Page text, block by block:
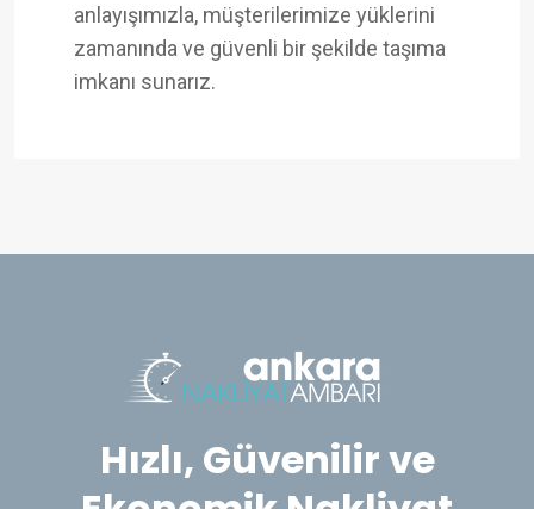
anlayışımızla, müşterilerimize yüklerini
zamanında ve güvenli bir şekilde taşıma
imkanı sunarız.
Hızlı, Güvenilir ve